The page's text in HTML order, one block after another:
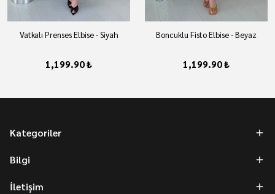
Vatkalı Prenses Elbise - Siyah
1,199.90 ₺
Boncuklu Fisto Elbise - Beyaz
1,199.90 ₺
Kategoriler
Bilgi
İletişim